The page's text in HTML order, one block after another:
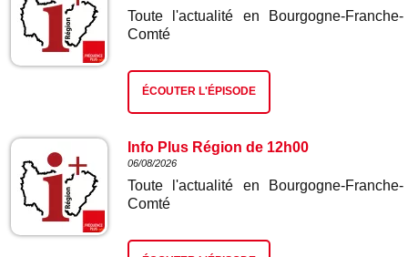
Toute l'actualité en Bourgogne-Franche-
Comté
ÉCOUTER L'ÉPISODE
Info Plus Région de 12h00
06/08/2026
Toute l'actualité en Bourgogne-Franche-
Comté